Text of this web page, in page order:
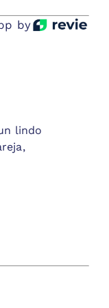
y construir
by
lindo